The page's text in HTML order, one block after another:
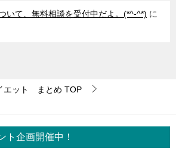
いて、無料相談を受付中だよ。(*^-^*) に
エット まとめ TOP
ト企画開催中！